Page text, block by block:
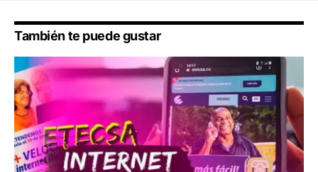
También te puede gustar